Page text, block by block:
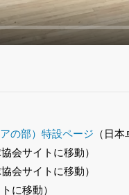
の部）特設ページ （日
協会サイトに移動）
協会サイトに移動）
に移動）